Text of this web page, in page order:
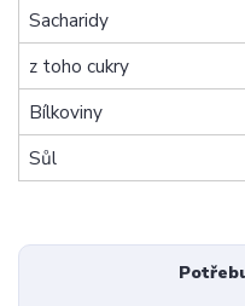
Sacharidy
z toho cukry
Bílkoviny
Sůl